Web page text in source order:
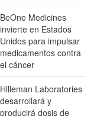
BeOne Medicines
invierte en Estados
Unidos para impulsar
medicamentos contra
el cáncer
Hilleman Laboratories
desarrollará y
producirá dosis de